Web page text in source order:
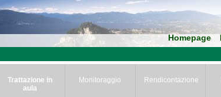
Homepage
Trattazione in
aula
Monitoraggio Rendicontazione